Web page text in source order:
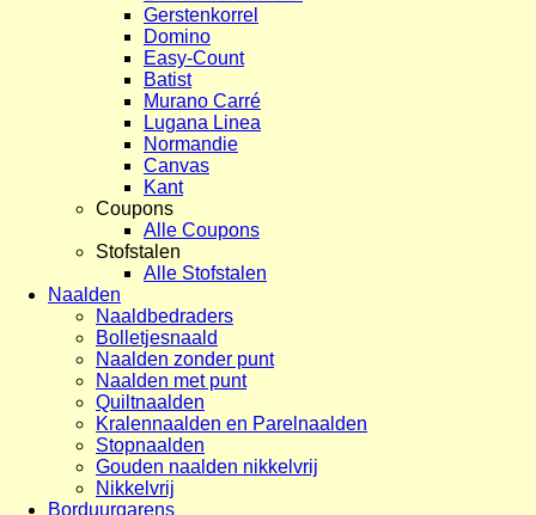
Gerstenkorrel
Domino
Easy-Count
Batist
Murano Carré
Lugana Linea
Normandie
Canvas
Kant
Coupons
Alle Coupons
Stofstalen
Alle Stofstalen
Naalden
Naaldbedraders
Bolletjesnaald
Naalden zonder punt
Naalden met punt
Quiltnaalden
Kralennaalden en Parelnaalden
Stopnaalden
Gouden naalden nikkelvrij
Nikkelvrij
Borduurgarens